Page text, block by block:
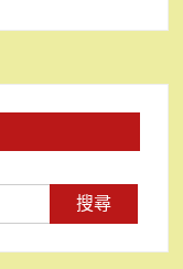
尋
關